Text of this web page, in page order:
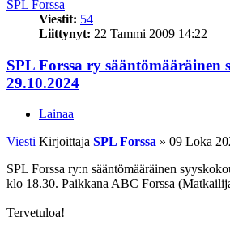
SPL Forssa
Viestit: 54
Liittynyt: 22 Tammi 2009 14:22
SPL Forssa ry sääntömääräinen
29.10.2024
Lainaa
Viesti Kirjoittaja SPL Forssa » 09 Loka
SPL Forssa ry:n sääntömääräinen
klo 18.30. Paikkana ABC Forssa
Tervetuloa!